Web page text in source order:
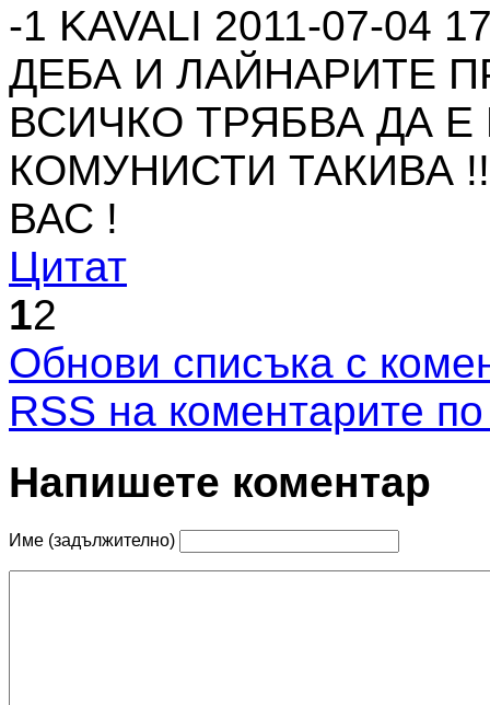
-1 KAVALI 2011-07-04
ДЕБА И ЛАЙНАРИТЕ
ВСИЧКО ТРЯБВА ДА
КОМУНИСТИ ТАКИВА
ВАС !
Цитат
12
Обнови списъка с
RSS на коментарите
Напишете коментар
Име (задължително)